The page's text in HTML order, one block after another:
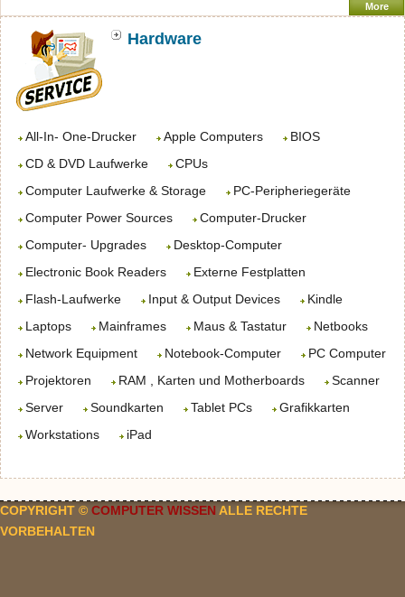
More
Hardware
All-In- One-Drucker Apple Computers
BIOS
CD & DVD Laufwerke
CPUs
Computer Laufwerke & Storage
PC-Peripheriegeräte
Computer Power Sources
Computer-Drucker
Computer- Upgrades
Desktop-Computer
Electronic Book Readers
Externe Festplatten
Flash-Laufwerke
Input & Output Devices
Kindle
Laptops
Mainframes Maus & Tastatur
Netbooks
Network Equipment
Notebook-Computer
PC Computer
Projektoren
RAM , Karten und Motherboards
Scanner
Server
Soundkarten Tablet PCs
Grafikkarten
Workstations
iPad
COPYRIGHT © COMPUTER WISSEN ALLE RECHTE
VORBEHALTEN